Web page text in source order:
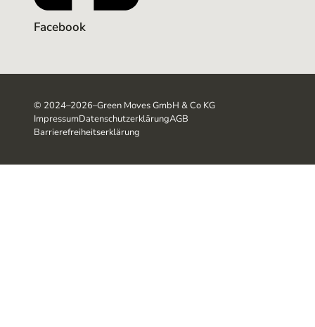
Facebook
© 2024–2026–Green Moves GmbH & Co KG
ImpressumDatenschutzerklärungAGB
Barrierefreiheitserklärung